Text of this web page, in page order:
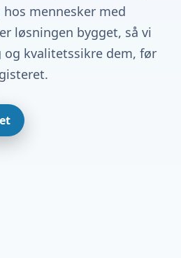
mennesker med
løsningen bygget, så vi
kvalitetssikre dem, før